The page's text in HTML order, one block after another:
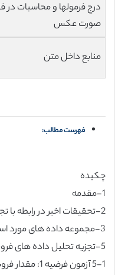
درج فرمولها و محاسبات در
صورت عکس
منابع داخل متن
فهرست مطالب:
چکیده
1-مقدمه
2-تحقیقات اخیر در رابطه با تجزیه تحلیل فروش
3-مجموعه داده های مورد استفاده برای داده کاوی
5-تجزیه تحلیل داده های فروش
5-1 آزمون فرضیه 1: مقدار فروش بستگی به سال دارد